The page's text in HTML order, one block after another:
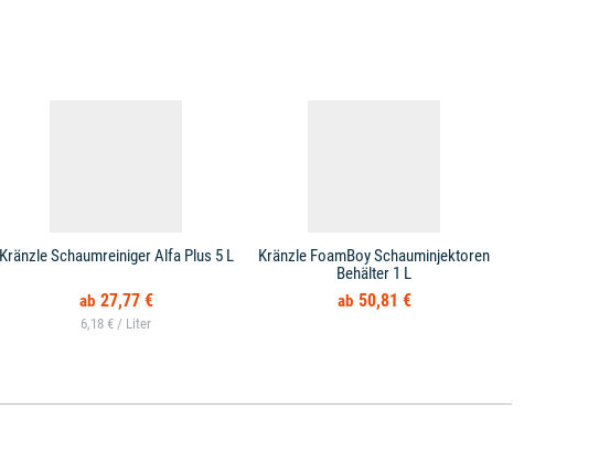
Kränzle Schaumreiniger Alfa Plus 5 L
27,77 €
6,18 € /
Kränzle FoamBoy Schauminjektoren
Behälter 1 L
50,81 €